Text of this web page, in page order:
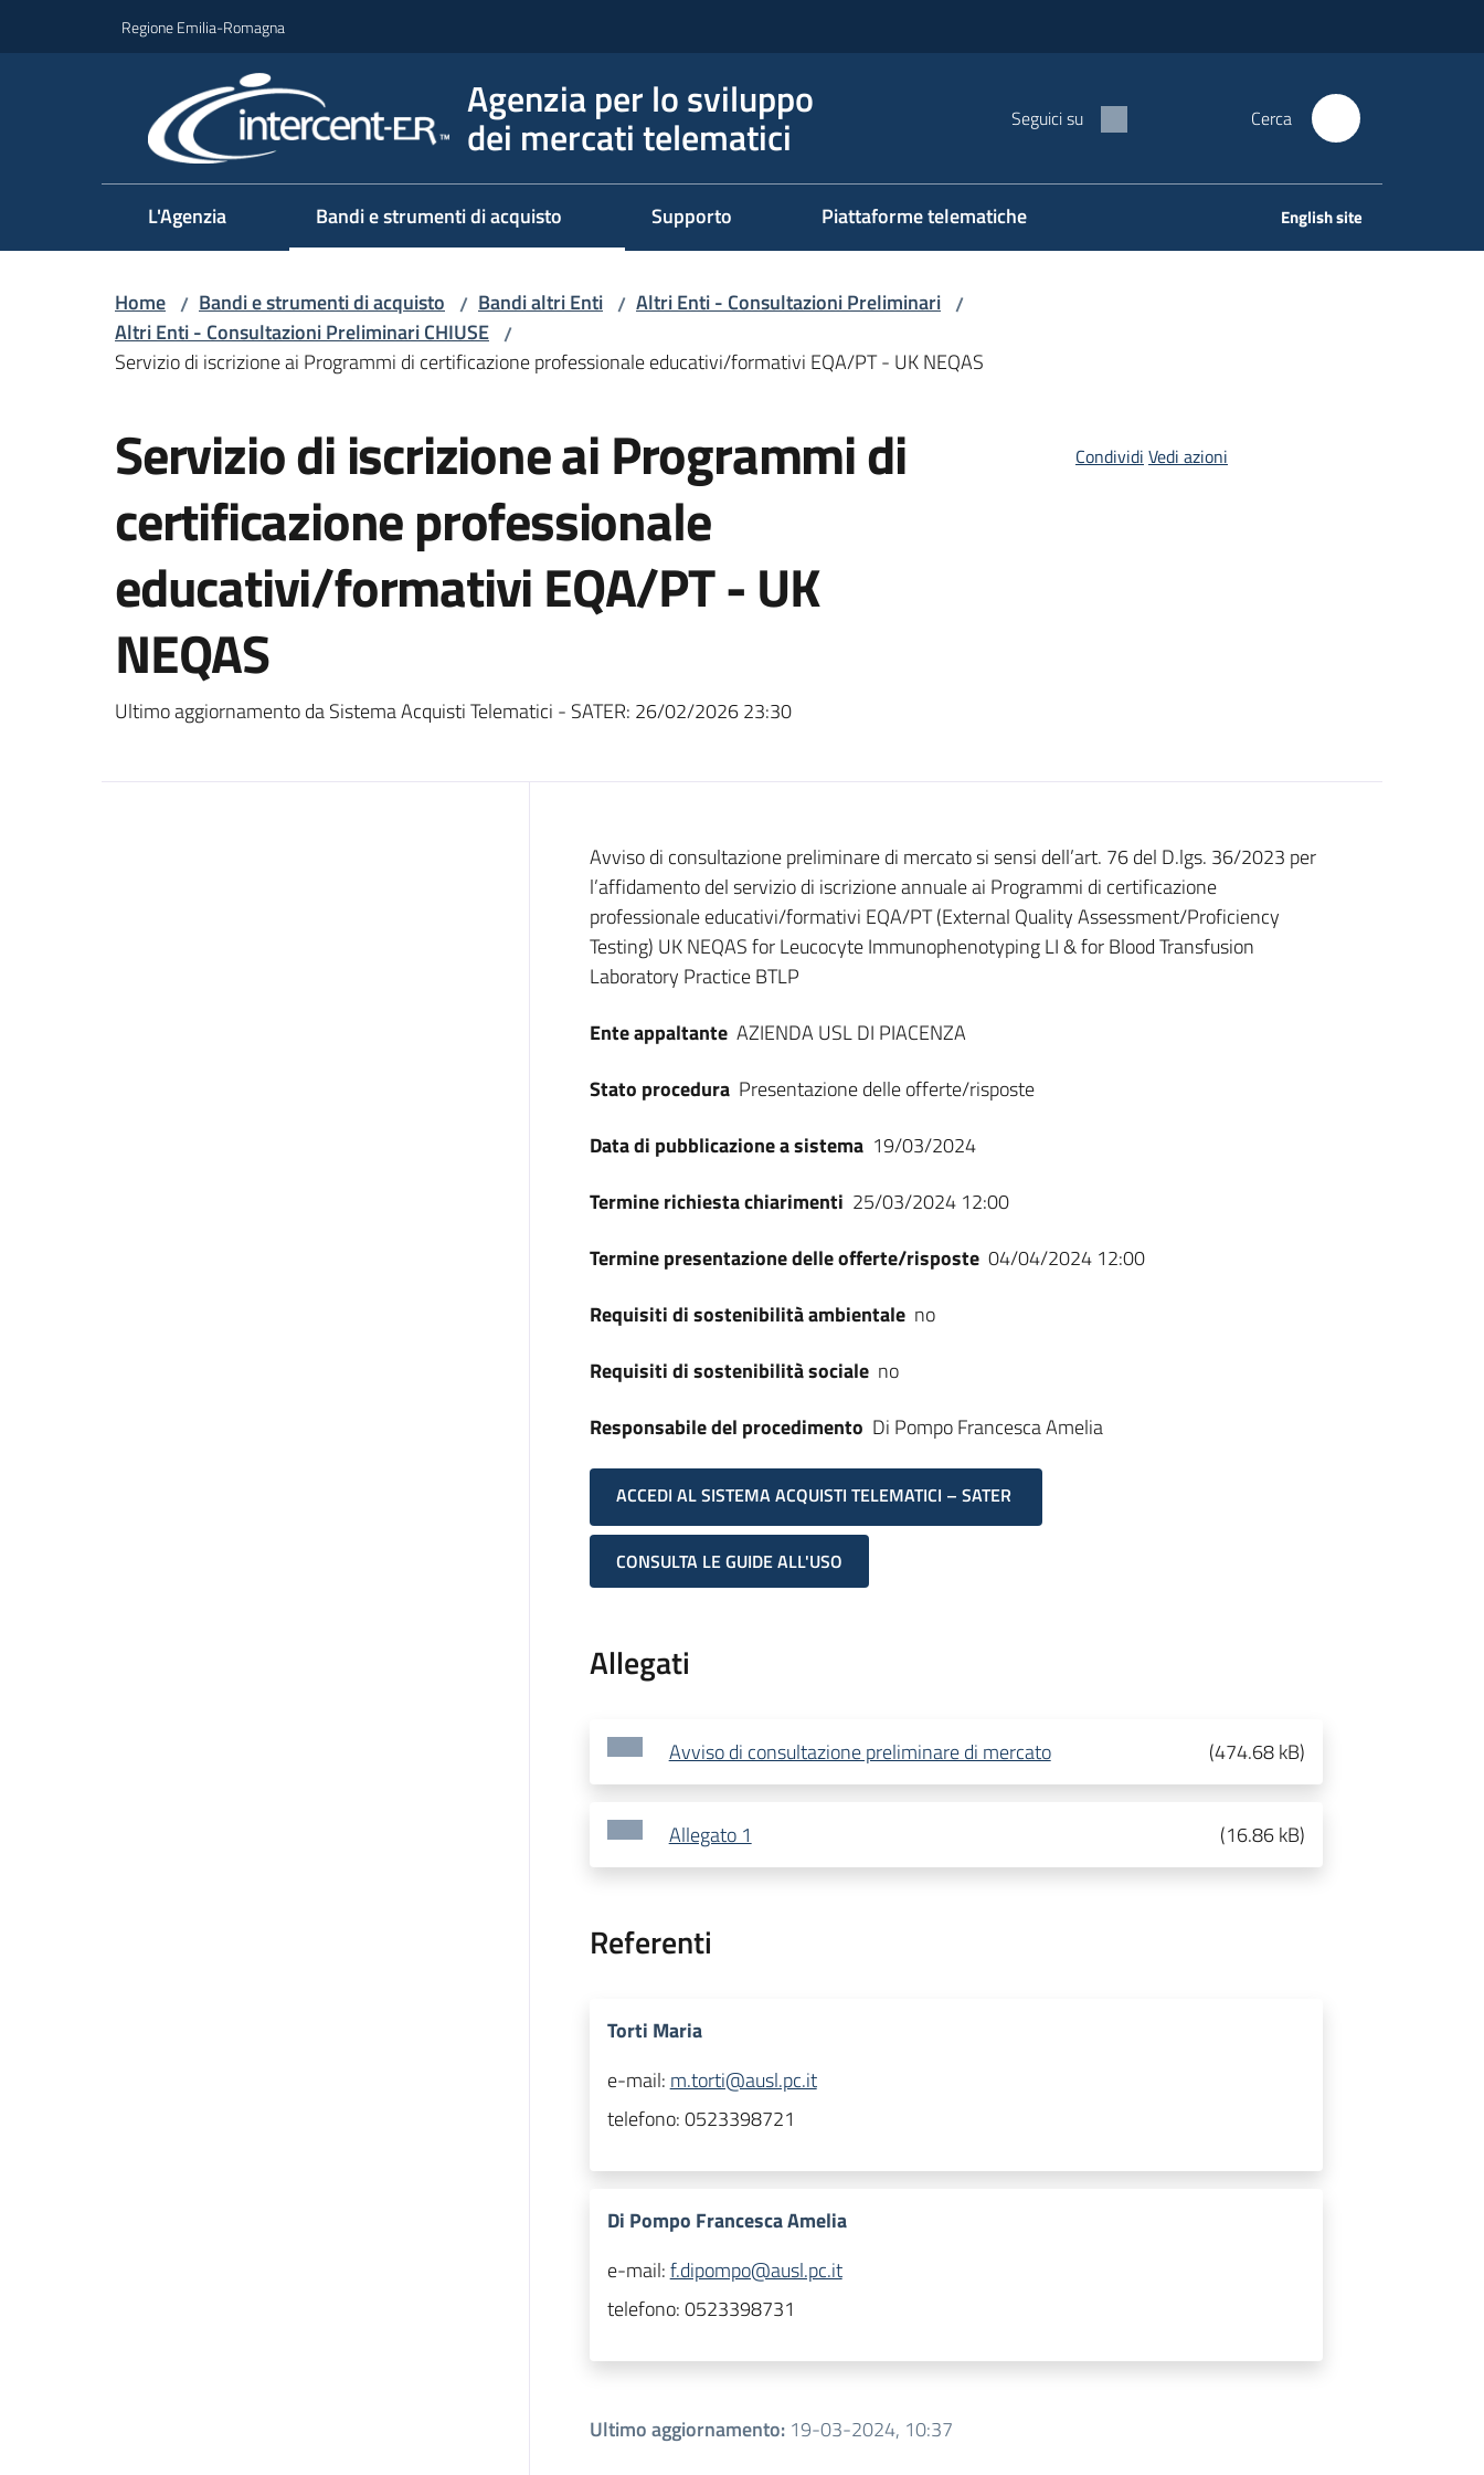
Regione Emilia-Romagna
Agenzia per lo sviluppo
dei mercati telematici Seguici su Cerca
L'Agenzia Bandi e strumenti di acquisto Supporto Piattaforme telematiche English site
Home / Bandi e strumenti di acquisto / Bandi altri Enti / Altri Enti - Consultazioni Preliminari /
Altri Enti - Consultazioni Preliminari CHIUSE /
Servizio di iscrizione ai Programmi di certificazione professionale educativi/formativi EQA/PT - UK NEQAS
Servizio di iscrizione ai Programmi di
certificazione professionale
educativi/formativi EQA/PT - UK
NEQAS
Ultimo aggiornamento da Sistema Acquisti Telematici - SATER: 26/02/2026 23:30
Condividi Vedi azioni
Dati del bando
Avviso di consultazione preliminare di mercato si sensi dell’art. 76 del D.lgs. 36/2023 per
l’affidamento del servizio di iscrizione annuale ai Programmi di certificazione
professionale educativi/formativi EQA/PT (External Quality Assessment/Proficiency
Testing) UK NEQAS for Leucocyte Immunophenotyping LI & for Blood Transfusion
Laboratory Practice BTLP
Ente appaltante AZIENDA USL DI PIACENZA
Stato procedura Presentazione delle offerte/risposte
Data di pubblicazione a sistema 19/03/2024
Termine richiesta chiarimenti 25/03/2024 12:00
Termine presentazione delle offerte/risposte 04/04/2024 12:00
Requisiti di sostenibilità ambientale no
Requisiti di sostenibilità sociale no
Responsabile del procedimento Di Pompo Francesca Amelia
ACCEDI AL SISTEMA ACQUISTI TELEMATICI – SATER
CONSULTA LE GUIDE ALL'USO
Allegati
Avviso di consultazione preliminare di mercato (474.68 kB)
Allegato 1 (16.86 kB)
Referenti
Torti Maria
e-mail: m.torti@ausl.pc.it
telefono:0523398721
Di Pompo Francesca Amelia
e-mail:f.dipompo@ausl.pc.it
telefono:0523398731
Ultimo aggiornamento: 19-03-2024, 10:37